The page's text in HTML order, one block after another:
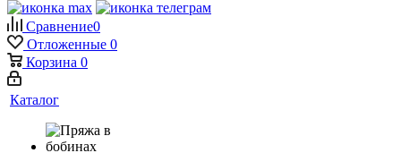
Сравнение0
Отложенные 0
Корзина 0
Каталог